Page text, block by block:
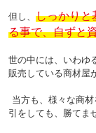
但し、 しっかりと
る事で、自ずと
世の中には、いわゆ
販売している商材屋
当方も、様々な商
引をしても、勝てま